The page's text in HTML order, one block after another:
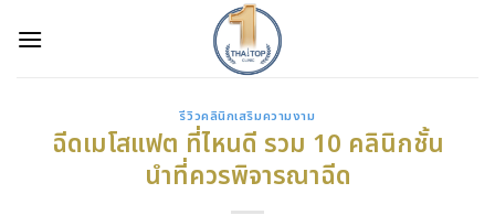
รีวิวคลินิกเสริมความงาม
ฉีดเมโสแฟต ที่ไหนดี รวม 10 คลินิกชั้น
นำที่ควรพิจารณาฉีด